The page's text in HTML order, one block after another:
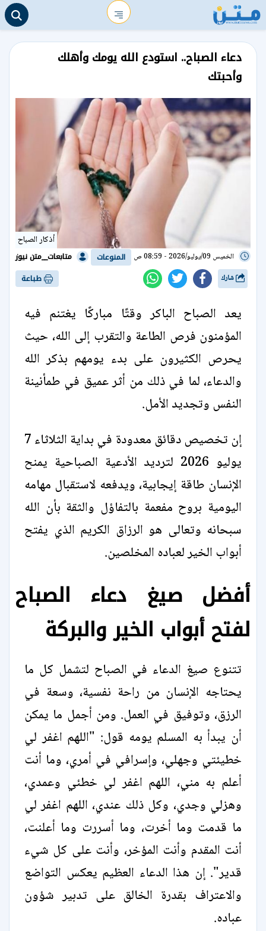
دعاء الصباح.. استودع الله يومك وأهلك
وأحبتك
أذكار الصباح
الخميس 09/يوليو/2026 - 08:59 ص المنوعات متابعات__متن نيوز
طباعة
يعد الصباح الباكر وقتًا مباركًا يغتنم فيه
المؤمنون فرص الطاعة والتقرب إلى الله، حيث
يحرص الكثيرون على بدء يومهم بذكر الله
والدعاء، لما في ذلك من أثر عميق في طمأنينة
النفس وتجديد الأمل.
إن تخصيص دقائق معدودة في بداية الثلاثاء 7
يوليو 2026 لترديد الأدعية الصباحية يمنح
الإنسان طاقة إيجابية، ويدفعه لاستقبال مهامه
اليومية بروح مفعمة بالتفاؤل والثقة بأن الله
سبحانه وتعالى هو الرزاق الكريم الذي يفتح
أبواب الخير لعباده المخلصين.
أفضل صيغ دعاء الصباح
لفتح أبواب الخير والبركة
تتنوع صيغ الدعاء في الصباح لتشمل كل ما
يحتاجه الإنسان من راحة نفسية، وسعة في
الرزق، وتوفيق في العمل. ومن أجمل ما يمكن
أن يبدأ به المسلم يومه قول: "اللهم اغفر لي
خطيئتي وجهلي، وإسرافي في أمري، وما أنت
أعلم به مني، اللهم اغفر لي خطئي وعمدي،
وهزلي وجدي، وكل ذلك عندي، اللهم اغفر لي
ما قدمت وما أخرت، وما أسررت وما أعلنت،
أنت المقدم وأنت المؤخر، وأنت على كل شيء
قدير". إن هذا الدعاء العظيم يعكس التواضع
والاعتراف بقدرة الخالق على تدبير شؤون
عباده.